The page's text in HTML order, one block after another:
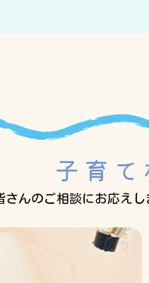
子育
んのご相談にお応えし